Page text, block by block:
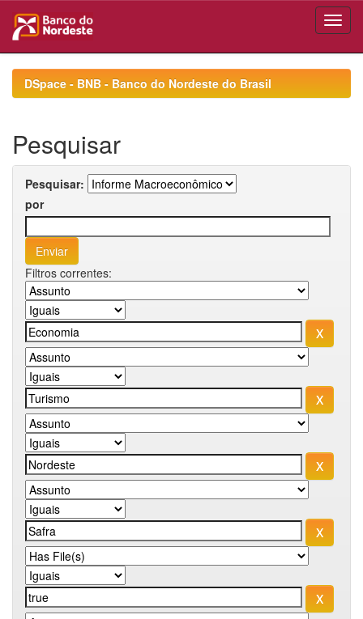
navigationDSpace - BNB - Banco do Nordeste do Brasil
Pesquisar
Pesquisar:
por
Filtros correntes: